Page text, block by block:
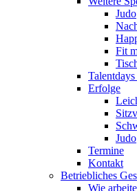
Judo
Fit
Erfolge
Judo
Termine
Kontakt
Betriebliches
Wie